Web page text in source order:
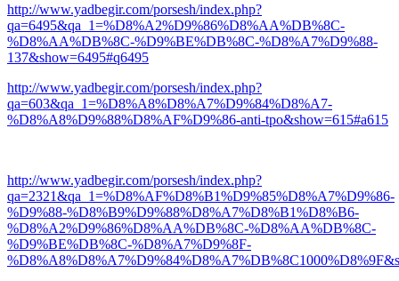
http://www.yadbegir.com/porsesh/index.php?
qa=6495&qa_1=%D8%A2%D9%86%D8%AA%DB%8C-
%D8%AA%DB%8C-%D9%BE%DB%8C-%D8%A7%D9%88-
137&show=6495#q6495
http://www.yadbegir.com/porsesh/index.php?
qa=603&qa_1=%D8%A8%D8%A7%D9%84%D8%A7-
%D8%A8%D9%88%D8%AF%D9%86-anti-tpo&show=615#a615
http://www.yadbegir.com/porsesh/index.php?
qa=2321&qa_1=%D8%AF%D8%B1%D9%85%D8%A7%D9%86-
%D9%88-%D8%B9%D9%88%D8%A7%D8%B1%D8%B6-
%D8%A2%D9%86%D8%AA%DB%8C-%D8%AA%DB%8C-
%D9%BE%DB%8C-%D8%A7%D9%8F-